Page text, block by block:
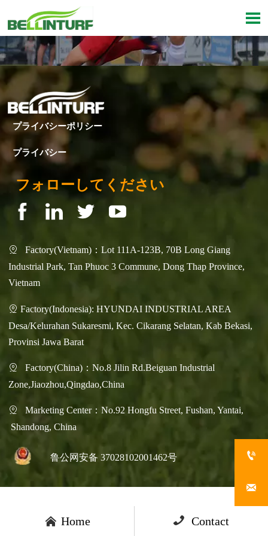

プライバシーポリシー
プライバシー
フォローしてください

Factory(Vietnam)：Lot 111A-123B, 70B Long Giang
Industrial Park, Tan Phuoc 3 Commune, Dong Thap Province,
Vietnam
 Factory(Indonesia): HYUNDAI INDUSTRIAL AREA
Desa/Kelurahan Sukaresmi, Kec. Cikarang Selatan, Kab Bekasi,
Provinsi Jawa Barat

Factory(China)：No.8 Jilin Rd.Beiguan Industrial
Zone,Jiaozhou,Qingdao,China

Marketing Center：No.92 Hongfu Street, Fushan, Yantai,
Shandong, China
鲁公网安备 37028102001462号
 Home  Contact

